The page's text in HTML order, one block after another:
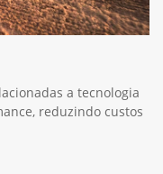
a tecnologia
reduzindo custos